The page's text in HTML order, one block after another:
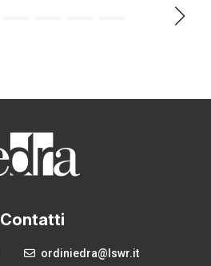
Contatti
ordiniedra@lswr.it